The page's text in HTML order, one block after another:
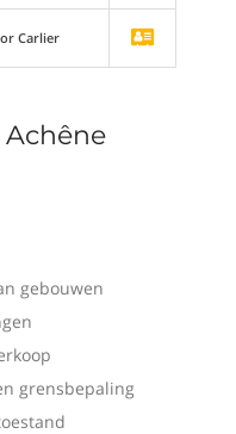
gebouwen
grensbepaling
Carlier